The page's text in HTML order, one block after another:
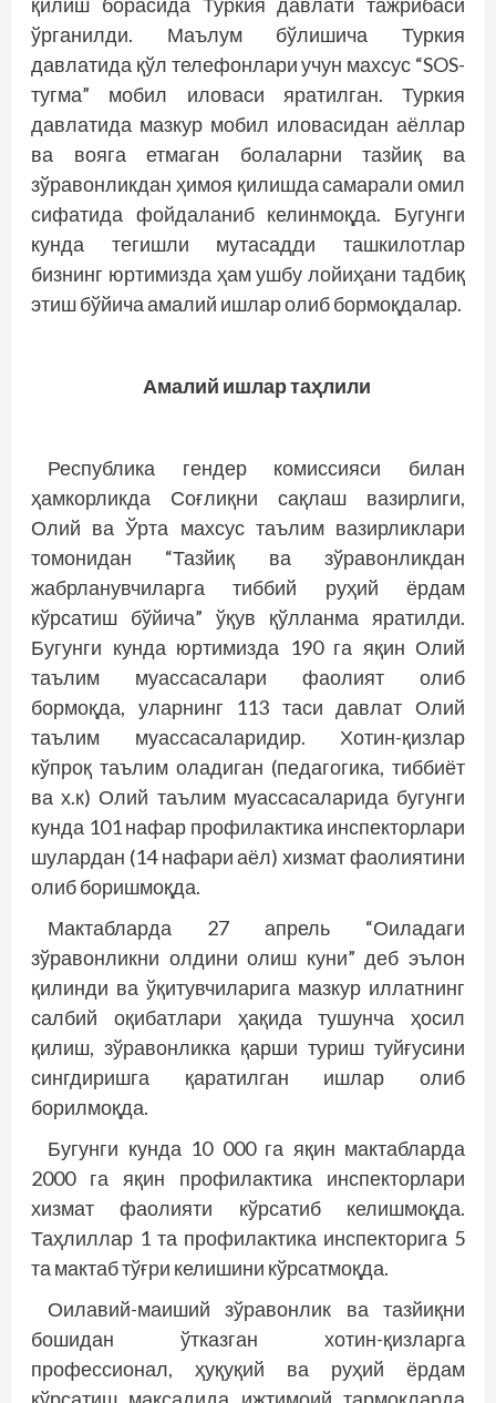
ўрганилди. Маълум бўлишича Туркия
давлатида қўл телефонлари учун махсус “SOS-
тугма” мобил иловаси яратилган. Туркия
давлатида мазкур мобил иловасидан аёллар
ва вояга етмаган болаларни тазйиқ ва
зўравонликдан ҳимоя қилишда самарали омил
сифатида фойдаланиб келинмоқда. Бугунги
кунда тегишли мутасадди ташкилотлар
бизнинг юртимизда ҳам ушбу лойиҳани тадбиқ
этиш бўйича амалий ишлар олиб бормоқдалар.
Амалий ишлар таҳлили
Республика гендер комиссияси билан
ҳамкорликда Соғлиқни сақлаш вазирлиги,
Олий ва Ўрта махсус таълим вазирликлари
томонидан “Тазйиқ ва зўравонликдан
жабрланувчиларга тиббий руҳий ёрдам
кўрсатиш бўйича” ўқув қўлланма яратилди.
Бугунги кунда юртимизда 190 га яқин Олий
таълим муассасалари фаолият олиб
бормоқда, уларнинг 113 таси давлат Олий
таълим муассасаларидир. Хотин-қизлар
кўпроқ таълим оладиган (педагогика, тиббиёт
ва х.к) Олий таълим муассасаларида бугунги
кунда 101 нафар профилактика инспекторлари
шулардан (14 нафари аёл) хизмат фаолиятини
олиб боришмоқда.
Мактабларда 27 апрель “Оиладаги
зўравонликни олдини олиш куни” деб эълон
қилинди ва ўқитувчиларига мазкур иллатнинг
салбий оқибатлари ҳақида тушунча ҳосил
қилиш, зўравонликка қарши туриш туйғусини
сингдиришга қаратилган ишлар олиб
борилмоқда.
Бугунги кунда 10 000 га яқин мактабларда
2000 га яқин профилактика инспекторлари
хизмат фаолияти кўрсатиб келишмоқда.
Таҳлиллар 1 та профилактика инспекторига 5
та мактаб тўғри келишини кўрсатмоқда.
Оилавий-маиший зўравонлик ва тазйиқни
бошидан ўтказган хотин-қизларга
профессионал, ҳуқуқий ва руҳий ёрдам